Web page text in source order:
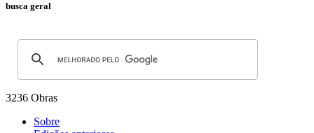
busca geral
3236 Obras
Sobre